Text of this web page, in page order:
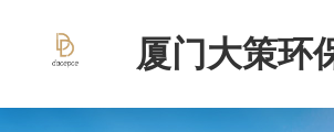
厦门大策环